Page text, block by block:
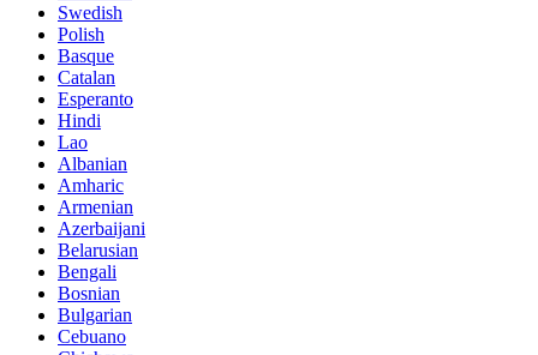
Swedish
Polish
Basque
Catalan
Esperanto
Hindi
Lao
Albanian
Amharic
Armenian
Azerbaijani
Belarusian
Bengali
Bosnian
Bulgarian
Cebuano